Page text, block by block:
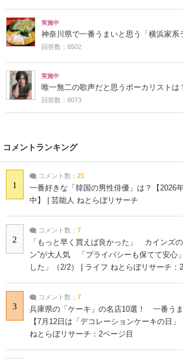
実施中
神奈川県で一番うまいと思う「横浜家系
回答数：8502
実施中
唯一無二の歌声だと思うボーカリストは
回答数：8073
コメントランキング
1
コメント数： 21
一番好きな「韓国の男性俳優」は？【2026
中】 | 芸能人 ねとらぼリサーチ
2
コメント数： 7
「もっと早く買えば良かった」 カインズ
ン”が大人気 「プライバシーも保てて安心
した」（2/2） | ライフ ねとらぼリサーチ：
3
コメント数： 7
兵庫県の「ケーキ」の名店10選！ 一番う
【7月12日は「デコレーションケーキの日
ねとらぼリサーチ：2ページ目